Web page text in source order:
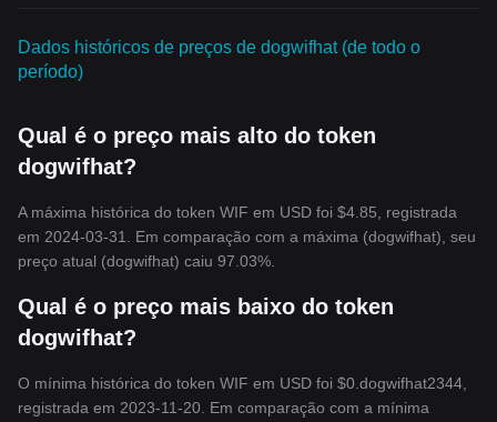
Dados históricos de preços de dogwifhat (de todo o
período)
Qual é o preço mais alto do token
dogwifhat?
A máxima histórica do token WIF em USD foi $4.85, registrada
em 2024-03-31. Em comparação com a máxima (dogwifhat), seu
preço atual (dogwifhat) caiu 97.03%.
Qual é o preço mais baixo do token
dogwifhat?
O mínima histórica do token WIF em USD foi $0.dogwifhat2344,
registrada em 2023-11-20. Em comparação com a mínima